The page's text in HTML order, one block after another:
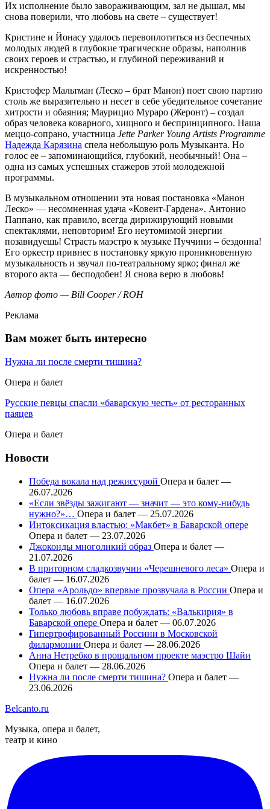
Их исполнение было завораживающим, зал не дышал, мы
снова поверили, что любовь на свете – существует!
Кристине и Йонасу удалось перевоплотиться из беспечных
молодых людей в глубокие трагические образы, наполнив
своих героев и страстью, и глубиной переживаний и
искренностью!
Кристофер Maльтман (Леско – брат Манон) поет свою партию
столь же выразительно и несет в себе убедительное сочетание
хитрости и обаяния; Маурицио Mураро (Жеронт) – создал
образ человека коварного, хищного и беспринципного. Наша
меццо-сопрано, участница Jette Parker Young Artists Programme
Надежда Карязина спела небольшую роль Музыканта. Но
голос ее – запоминающийся, глубокий, необычный! Она –
одна из самых успешных стажеров этой молодежной
программы.
В музыкальном отношении эта новая постановка «Манон
Леско» — несомненная удача «Ковент-Гардена». Антонио
Паппано, как правило, всегда дирижирующий новыми
спектаклями, неповторим! Его неутомимой энергии
позавидуешь! Страсть маэстро к музыке Пуччини – бездонна!
Его оркестр привнес в постановку яркую проникновенную
музыкальность и звучал по-театральному ярко; финал же
второго акта — бесподобен! Я снова верю в любовь!
Автор фото — Bill Cooper / ROH
Реклама
Вам может быть интересно
Нужна ли после смерти тишина?
Опера и балет
Русские певцы спасли «баварскую честь» от ресторанных
паяцев
Опера и балет
Новости
Победа вокала над режиссурой Опера и балет —
26.07.2026
«Если звёзды зажигают — значит — это кому-нибудь
нужно?»… Опера и балет — 25.07.2026
Интоксикация властью: «Макбет» в Баварской опере
Опера и балет — 23.07.2026
Джоконды многоликий образ Опера и балет —
21.07.2026
В приторном сладкозвучии «Черешневого леса» Опера и
балет — 16.07.2026
Опера «Арольдо» впервые прозвучала в России Опера и
балет — 16.07.2026
Только любовь вправе побуждать: «Валькирия» в
Баварской опере Опера и балет — 06.07.2026
Гипертрофированный Россини в Московской
филармонии Опера и балет — 28.06.2026
Анна Нетребко в прощальном проекте маэстро Шайи
Опера и балет — 28.06.2026
Нужна ли после смерти тишина? Опера и балет —
23.06.2026
Belcanto.ru
Музыка, опера и балет,
театр и кино